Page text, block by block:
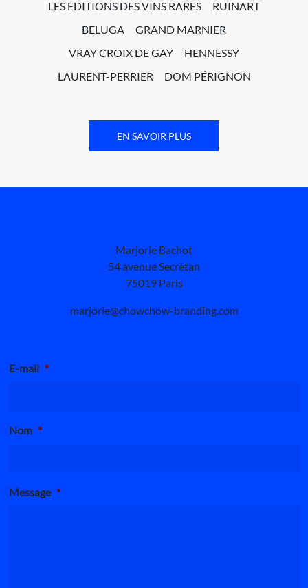
LES EDITIONS DES VINS RARES
RUINART
BELUGA
GRAND MARNIER
VRAY CROIX DE GAY
HENNESSY
LAURENT-PERRIER
DOM PÉRIGNON
EN SAVOIR PLUS
Marjorie Bachot
54 avenue Secrétan
75019 Paris
marjorie@chowchow-branding.com
E-mail *
Nom *
Message *